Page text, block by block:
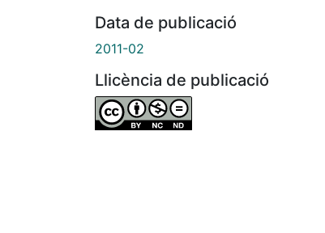
Data de publicació
2011-02
Llicència de publicació